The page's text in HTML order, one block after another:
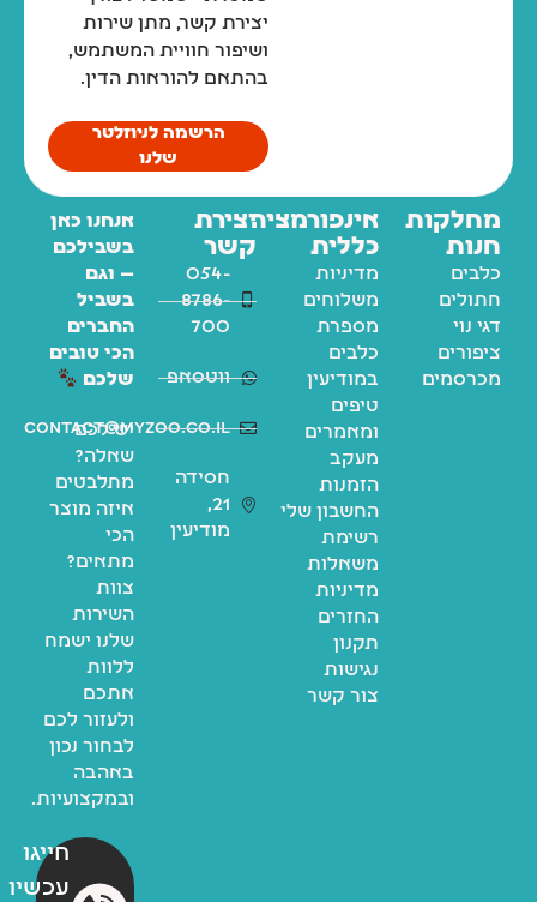
יצירת קשר, מתן שירות
ושיפור חוויית המשתמש,
בהתאם להוראות הדין.
הרשמה לניוזלטר
שלנו
מחלקות
חנות
כלבים
חתולים
דגי נוי
ציפורים
מכרסמים
אינפורמציה
כללית
מדיניות
משלוחים
מספרת
כלבים
במודיעין
טיפים
ומאמרים
מעקב
הזמנות
החשבון שלי
רשימת
משאלות
מדיניות
החזרים
תקנון
נגישות
צור קשר
יצירת
קשר
054-
8786-
700
ווטסאפ
contact@myzoo.co.il
חסידה
21,
מודיעין
אנחנו כאן
בשבילכם
— וגם
בשביל
החברים
הכי טובים
שלכם
יש לכם
שאלה?
מתלבטים
איזה מוצר
הכי
מתאים?
צוות
השירות
שלנו ישמח
ללוות
אתכם
ולעזור לכם
לבחור נכון
באהבה
ובמקצועיות.
חייגו
עכשיו